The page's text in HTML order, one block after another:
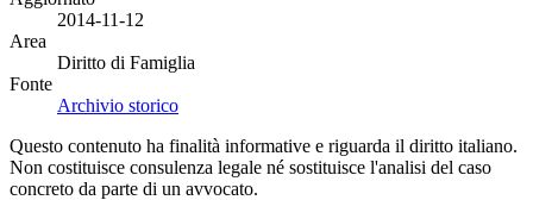
2014-11-12
Area
Diritto di Famiglia
Fonte
Archivio storico
Questo contenuto ha finalità informative e riguarda il diritto italiano.
Non costituisce consulenza legale né sostituisce l'analisi del caso
concreto da parte di un avvocato.